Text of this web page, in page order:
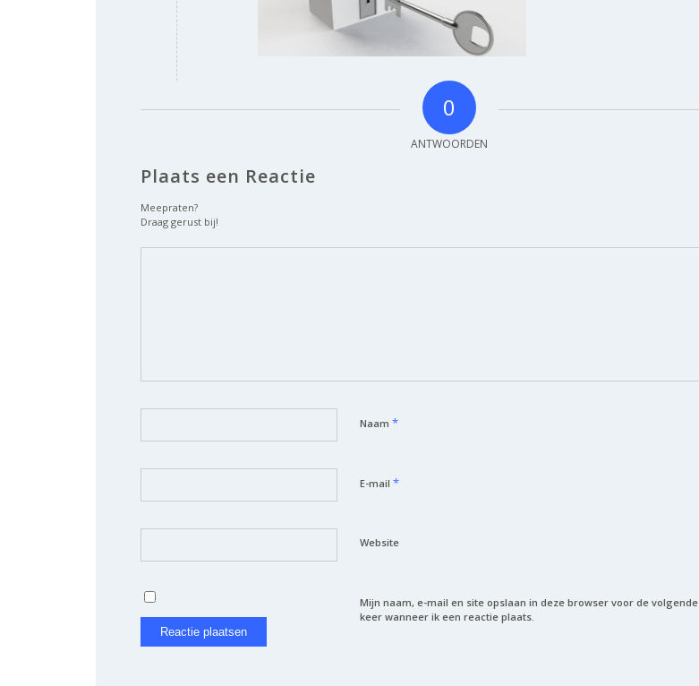
0
ANTWOORDEN
Plaats een Reactie
Meepraten?
Draag gerust bij!
Naam *
E-mail *
Website
Mijn naam, e-mail en site opslaan in deze browser voor de volgende
keer wanneer ik een reactie plaats.